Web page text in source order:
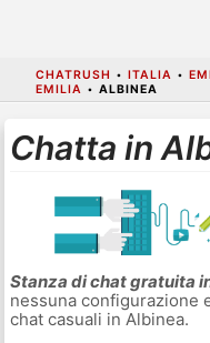
CHATRUSH • ITALIA •
EMILIA • ALBINEA
Chatta in
Stanza di chat gratuita
nessuna configurazione
chat casuali in Albinea.